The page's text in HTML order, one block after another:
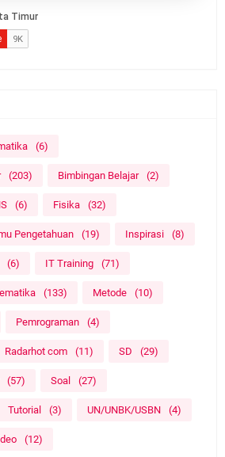
(6)
(203) Bimbingan Belajar (2)
(6) Fisika (32)
Pengetahuan (19) Inspirasi (8)
(6) IT Training (71)
(133) Metode (10)
Pemrograman (4)
Radarhot com (11) SD (29)
(57) Soal (27)
Tutorial (3) UN/UNBK/USBN (4)
(12)